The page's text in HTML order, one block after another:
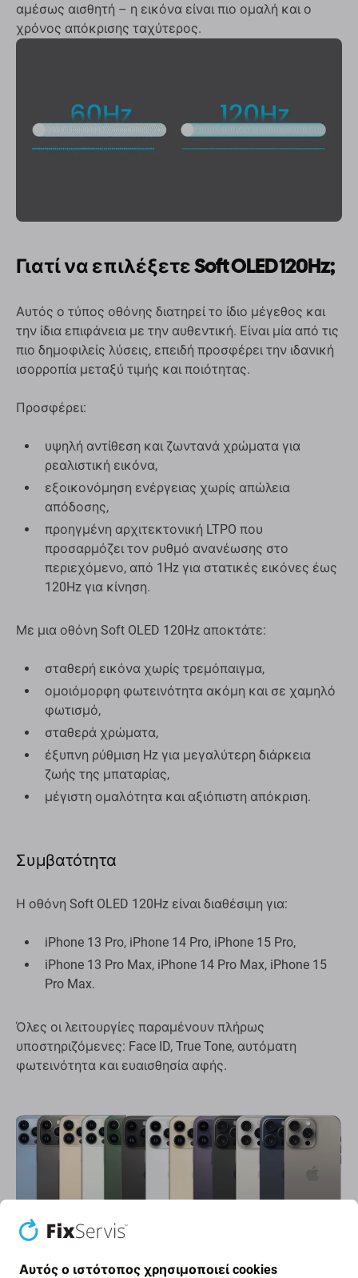
αμέσως αισθητή – η εικόνα είναι πιο ομαλή και ο
χρόνος απόκρισης ταχύτερος.
Γιατί να επιλέξετε Soft OLED 120Hz;
Αυτός ο τύπος οθόνης διατηρεί το ίδιο μέγεθος και
την ίδια επιφάνεια με την αυθεντική. Είναι μία από τις
πιο δημοφιλείς λύσεις, επειδή προσφέρει την ιδανική
ισορροπία μεταξύ τιμής και ποιότητας.
Προσφέρει:
υψηλή αντίθεση και ζωντανά χρώματα για
ρεαλιστική εικόνα,
εξοικονόμηση ενέργειας χωρίς απώλεια
απόδοσης,
προηγμένη αρχιτεκτονική LTPO που
προσαρμόζει τον ρυθμό ανανέωσης στο
περιεχόμενο, από 1Hz για στατικές εικόνες έως
120Hz για κίνηση.
Με μια οθόνη Soft OLED 120Hz αποκτάτε:
σταθερή εικόνα χωρίς τρεμόπαιγμα,
ομοιόμορφη φωτεινότητα ακόμη και σε χαμηλό
φωτισμό,
σταθερά χρώματα,
έξυπνη ρύθμιση Hz για μεγαλύτερη διάρκεια
ζωής της μπαταρίας,
μέγιστη ομαλότητα και αξιόπιστη απόκριση.
Συμβατότητα
Η οθόνη Soft OLED 120Hz είναι διαθέσιμη για:
iPhone 13 Pro, iPhone 14 Pro, iPhone 15 Pro,
iPhone 13 Pro Max, iPhone 14 Pro Max, iPhone 15
Pro Max.
Όλες οι λειτουργίες παραμένουν πλήρως
υποστηριζόμενες: Face ID, True Tone, αυτόματη
φωτεινότητα και ευαισθησία αφής.
Αυτός ο ιστότοπος χρησιμοποιεί cookies